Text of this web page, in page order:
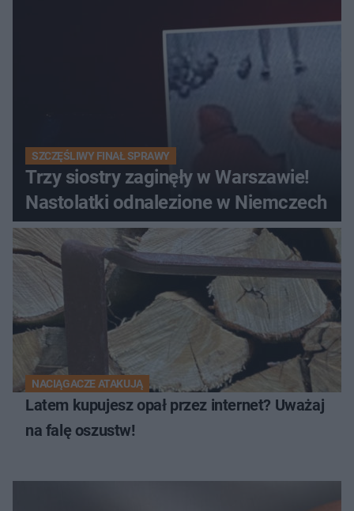
SZCZĘŚLIWY FINAŁ SPRAWY
Trzy siostry zaginęły w Warszawie!
Nastolatki odnalezione w Niemczech
NACIĄGACZE ATAKUJĄ
Latem kupujesz opał przez internet? Uważaj
na falę oszustw!